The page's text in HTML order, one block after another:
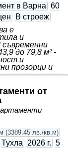
в Варна 60
В строеж
е
и
до 79,8 м² -
и
прозорци и
за лекота
си.
в
история.
от
(3389.45 лв./кв.м)
Тухла 2026 г. 5